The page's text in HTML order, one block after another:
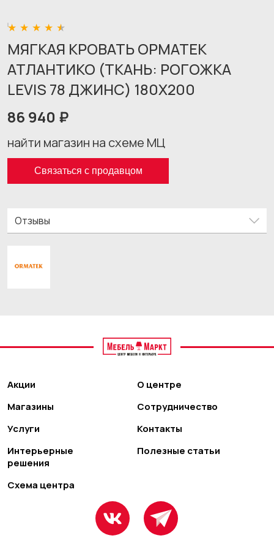
МЯГКАЯ КРОВАТЬ ОРМАТЕК
АТЛАНТИКО (ТКАНЬ: РОГОЖКА
LEVIS 78 ДЖИНС) 180X200
86 940 ₽
найти магазин на схеме МЦ
Связаться с продавцом
Отзывы
Акции
Магазины
Услуги
Интерьерные
решения
Схема центра
О центре
Сотрудничество
Контакты
Полезные статьи